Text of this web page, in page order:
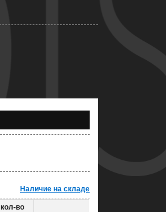
Наличие на складе
кол-во